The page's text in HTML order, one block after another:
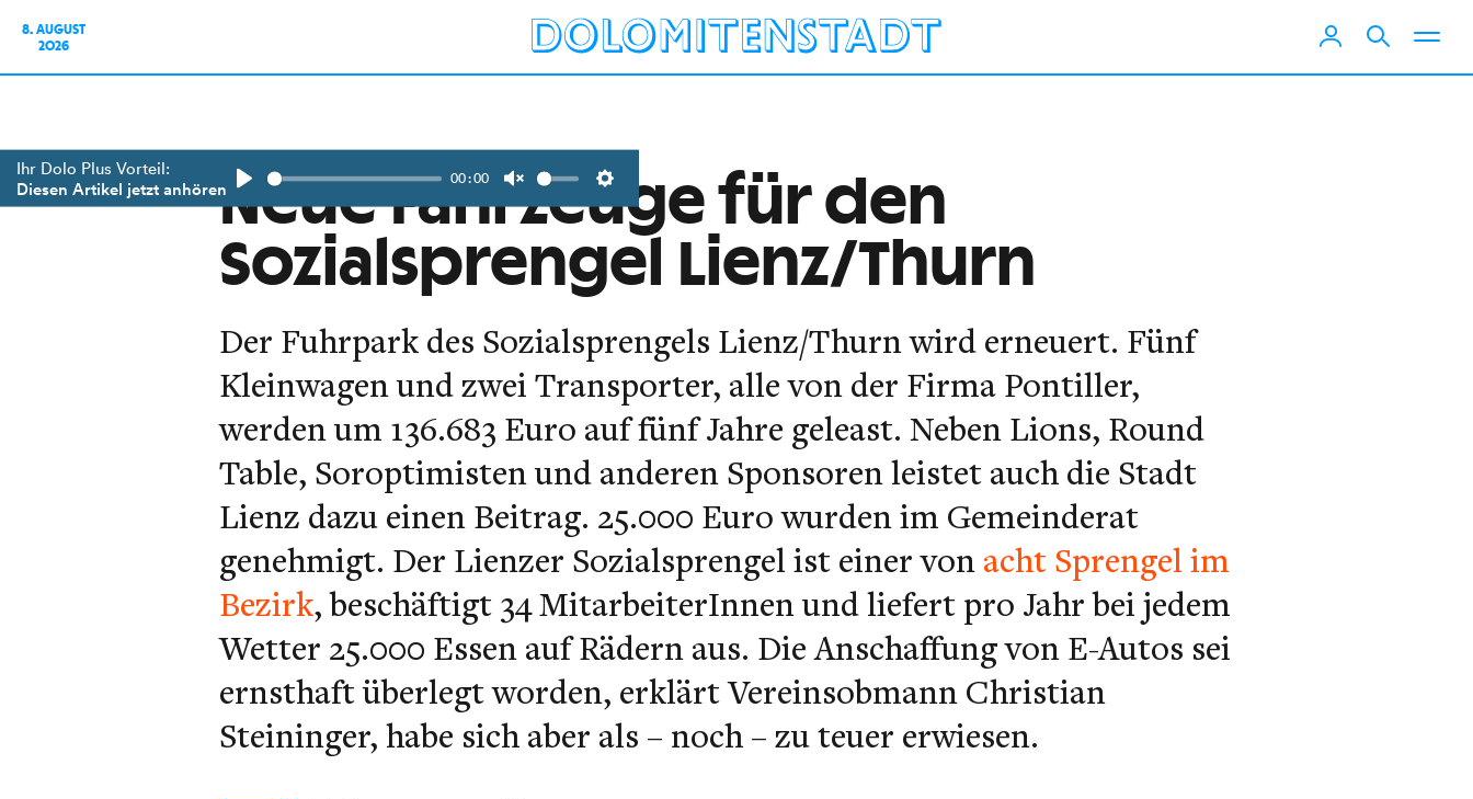
8. AUGUST
2026
Ihr Dolo Plus Vorteil:
Diesen Artikel jetzt anhören
Play
00:00
Unmute Settings
Neue Fahrzeuge für den
Sozialsprengel Lienz/Thurn
Der Fuhrpark des Sozialsprengels Lienz/Thurn wird erneuert. Fünf
Kleinwagen und zwei Transporter, alle von der Firma Pontiller,
werden um 136.683 Euro auf fünf Jahre geleast. Neben Lions, Round
Table, Soroptimisten und anderen Sponsoren leistet auch die Stadt
Lienz dazu einen Beitrag. 25.000 Euro wurden im Gemeinderat
genehmigt. Der Lienzer Sozialsprengel ist einer von acht Sprengel im
Bezirk, beschäftigt 34 MitarbeiterInnen und liefert pro Jahr bei jedem
Wetter 25.000 Essen auf Rädern aus. Die Anschaffung von E-Autos sei
ernsthaft überlegt worden, erklärt Vereinsobmann Christian
Steininger, habe sich aber als – noch – zu teuer erwiesen.